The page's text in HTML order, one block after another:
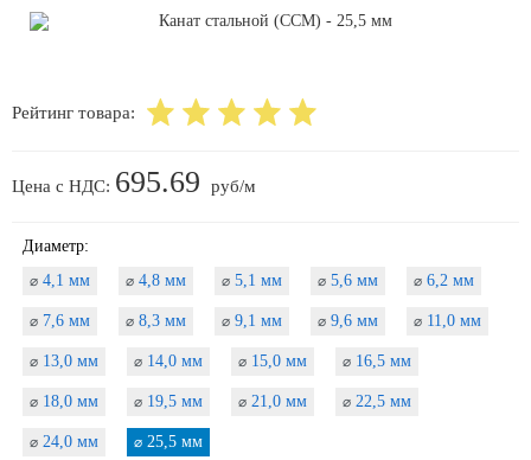
Рейтинг товара:
Цена с НДС: 695.69 руб/м
Диаметр:
⌀ 4,1 мм ⌀ 4,8 мм ⌀ 5,1 мм ⌀ 5,6 мм ⌀ 6,2 мм
⌀ 7,6 мм ⌀ 8,3 мм ⌀ 9,1 мм ⌀ 9,6 мм ⌀ 11,0 мм
⌀ 13,0 мм ⌀ 14,0 мм ⌀ 15,0 мм ⌀ 16,5 мм
⌀ 18,0 мм ⌀ 19,5 мм ⌀ 21,0 мм ⌀ 22,5 мм
⌀ 24,0 мм ⌀ 25,5 мм